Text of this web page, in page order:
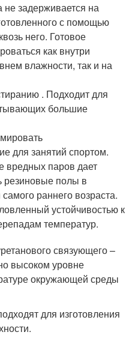
задерживается на
с помощью
него. Готовое
как внутри
влажности, так и на
. Подходит для
большие
для занятий спортом.
вредных паров дает
резиновые полы в
раннего возраста.
устойчивостью к
температур.
связующего –
высоком уровне
окружающей среды
для изготовления